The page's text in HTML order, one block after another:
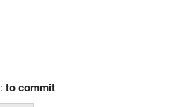
to commit